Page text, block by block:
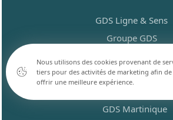
GDS Ligne & Sens
Groupe GDS
GDS Guyane
GDS Martinique
Nous utilisons des cookies provenant de
tiers pour des activités de marketing afin
offrir une meilleure expérience.